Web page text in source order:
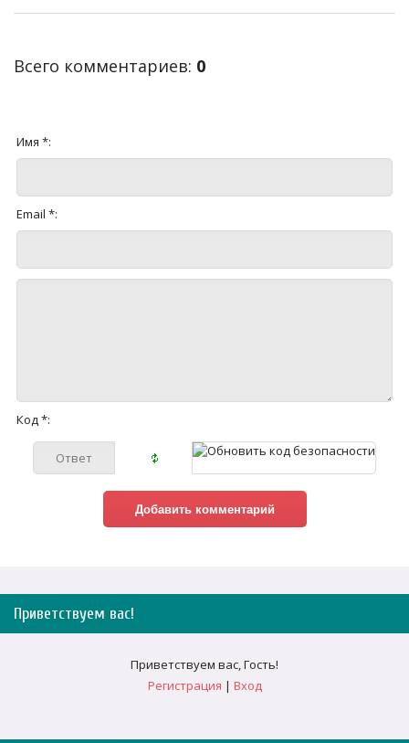
Всего комментариев: 0
Имя *:
Email *:
Код *:
Приветствуем вас!
Приветствуем вас,Гость!
Регистрация | Вход